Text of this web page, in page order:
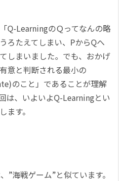
Q-LearningのＱってなんの略
ろたえてしまい、 PからQへ
しまいました。でも、おかげ
意と判断される最小の
のこと 」であることが理解
は、いよいよQ-Learningとい
ます。
”海戦ゲーム”と似ています。